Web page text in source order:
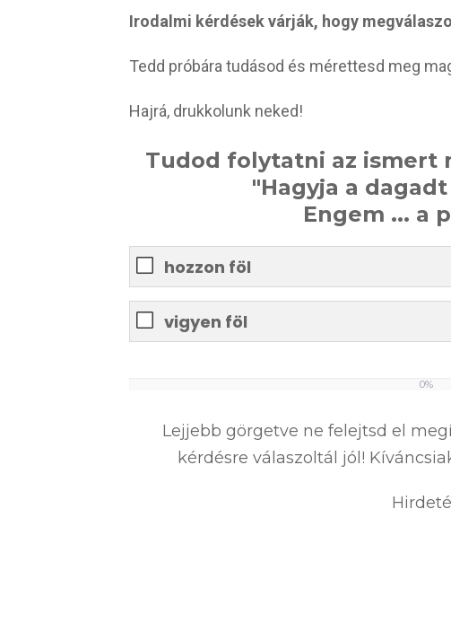
Irodalmi kérdések várják, hogy
Tedd próbára tudásod és mérettesd meg
Hajrá, drukkolunk neked!
Tudod folytatni az ismert
"Hagyja a
Engem ... a
hozzon föl
vigyen föl
0%
Lejjebb görgetve ne felejtsd el
kérdésre válaszoltál jól!